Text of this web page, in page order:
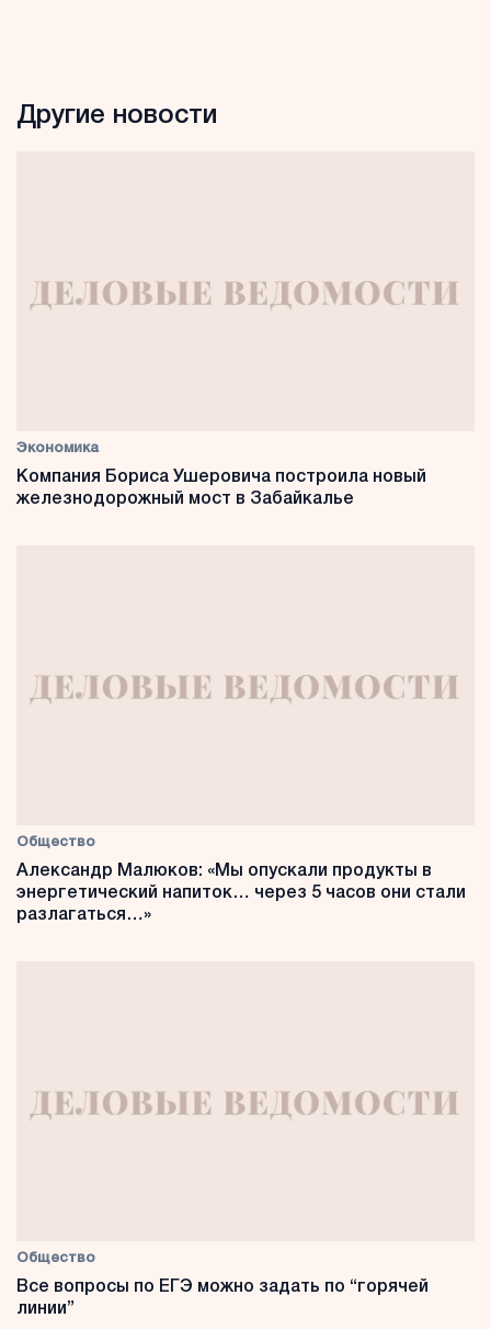
Другие новости
Экономика
Компания Бориса Ушеровича построила новый
железнодорожный мост в Забайкалье
Общество
Александр Малюков: «Мы опускали продукты в
энергетический напиток… через 5 часов они стали
разлагаться…»
Общество
Все вопросы по ЕГЭ можно задать по “горячей
линии”